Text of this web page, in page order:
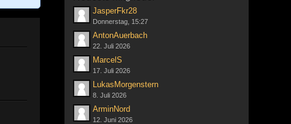
JasperFkr28
Donnerstag, 15:27
AntonAuerbach
22. Juli 2026
MarcelS
17. Juli 2026
LukasMorgenstern
8. Juli 2026
ArminNord
12. Juni 2026